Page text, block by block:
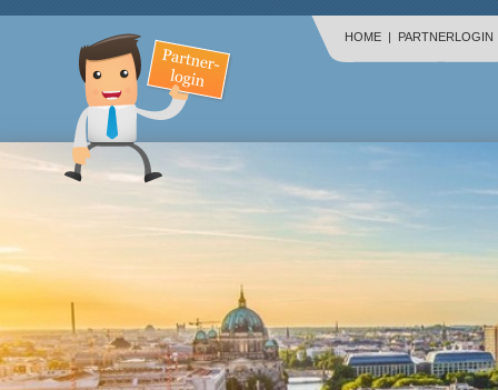
HOME | PARTNERLOGIN